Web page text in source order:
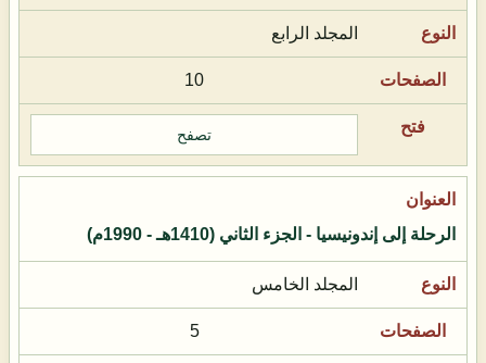
المجلد الرابع
10
تصفح
الرحلة إلى إندونيسيا - الجزء الثاني (1410هـ - 1990م)
المجلد الخامس
5